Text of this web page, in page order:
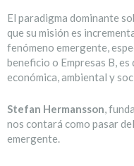
El paradigma dominante
que su misión es
fenómeno emergente,
beneficio o Empresas B,
económica, ambiental y
Stefan Hermansson,
nos contará como pasar
emergente.